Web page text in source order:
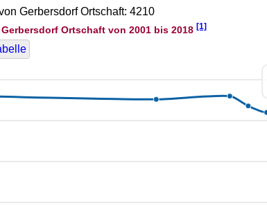
Gerbersdorf Ortschaft: 4210
Ortschaft von 2001 bis 2018 [1]